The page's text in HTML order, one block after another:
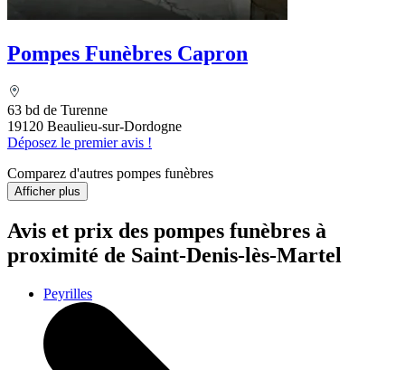
Pompes Funèbres Capron
63 bd de Turenne
19120 Beaulieu-sur-Dordogne
Déposez le premier avis !
Comparez d'autres pompes funèbres
Afficher plus
Avis et prix des pompes funèbres à
proximité de Saint-Denis-lès-Martel
Peyrilles